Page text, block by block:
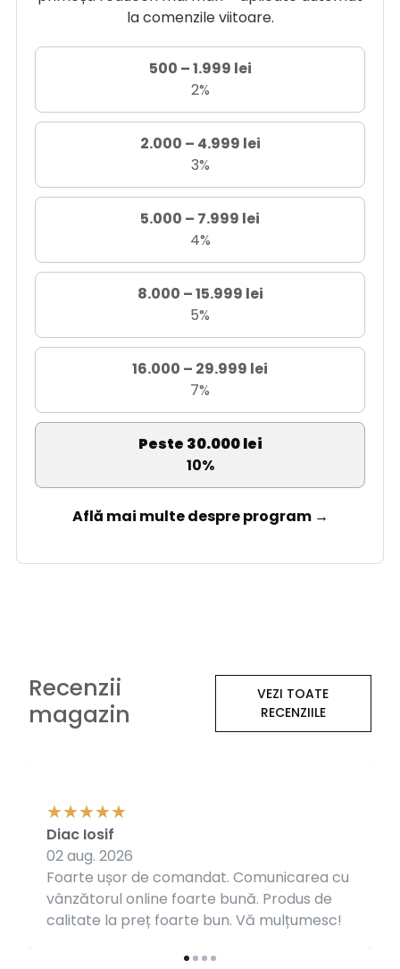
la comenzile viitoare.
500 – 1.999 lei
2%
2.000 – 4.999 lei
3%
5.000 – 7.999 lei
4%
8.000 – 15.999 lei
5%
16.000 – 29.999 lei
7%
Peste 30.000 lei
10%
Află mai multe despre program →
Recenzii
magazin
VEZI TOATE
RECENZIILE
Foarte ușor de comandat. Comunicarea cu
vânzătorul online foarte bună. Produs de
calitate la preț foarte bun. Vă mulțumesc!
Diac Iosif
02 aug. 2026